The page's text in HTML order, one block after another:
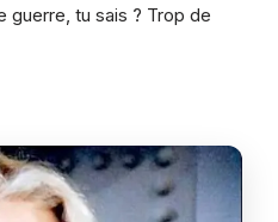
guerre, tu sais ? Trop de